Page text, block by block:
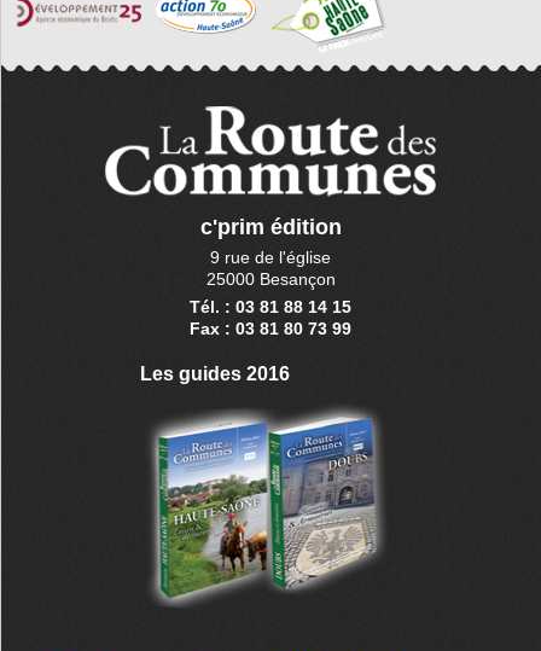
c'prim édition
9 rue de l'église
25000 Besançon
Tél. : 03 81 88 14 15
Fax : 03 81 80 73 99
Les guides 2016